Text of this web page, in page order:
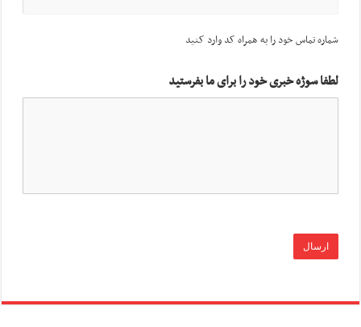
شماره تماس خود را به همراه کد وارد کنید
لطفا سوژه خبری خود را برای ما بفرستید